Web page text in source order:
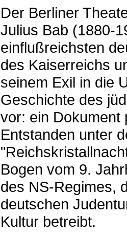
Der Berliner
Julius Bab (1880-
einflußreichsten
des Kaiserreichs
seinem Exil in die
Geschichte des
vor: ein Dokument
Entstanden unter
Bogen vom 9.
des NS-Regimes,
deutschen
Kultur betreibt.